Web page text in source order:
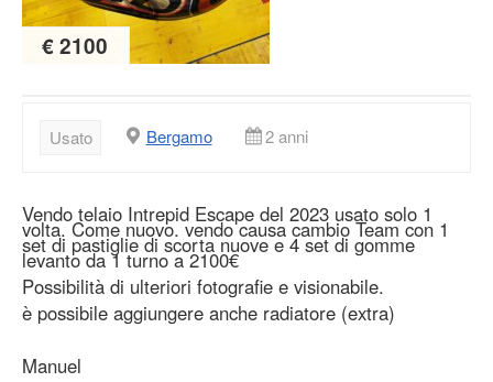
€ 2100
Usato Bergamo 2 anni
Vendo telaio Intrepid Escape del 2023 usato solo 1
volta. Come nuovo. vendo causa cambio Team con 1
set di pastiglie di scorta nuove e 4 set di gomme
levanto da 1 turno a 2100€
Possibilità di ulteriori fotografie e visionabile.
è possibile aggiungere anche radiatore (extra)
Manuel